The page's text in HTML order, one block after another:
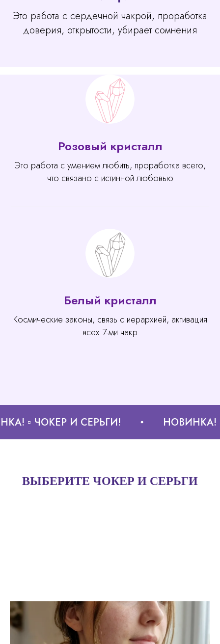
Это работа с сердечной чакрой, проработка
доверия, открытости, убирает сомнения
Розовый кристалл
Это работа с умением любить, проработка всего,
что связано с истинной любовью
Белый кристалл
Космические законы, связь с иерархией, активация
всех 7-ми чакр
ЧОКЕР И СЕРЬГИ! НОВИНКА! ▫
ВЫБЕРИТЕ ЧОКЕР И СЕРЬГИ